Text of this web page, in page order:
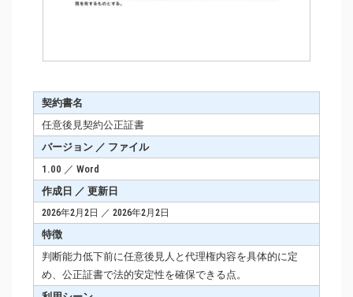
契約書名
任意後見契約公正証書
バージョン ／ ファイル
1.00 ／ Word
作成日 ／ 更新日
2026年2月2日 ／ 2026年2月2日
特徴
判断能力低下前に任意後見人と代理権内容を具体的に定
め、公正証書で法的安定性を確保できる点。